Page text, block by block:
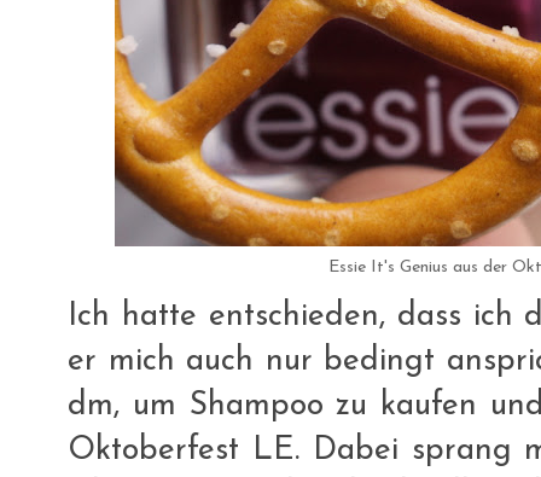
Essie It's Genius aus der
Ich hatte entschieden, dass ich
er mich auch nur bedingt
dm, um Shampoo zu kaufen
Oktoberfest LE. Dabei sprang